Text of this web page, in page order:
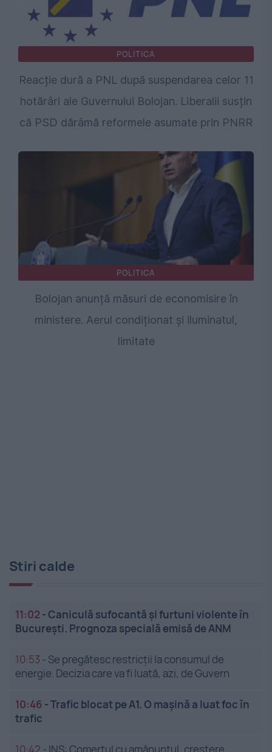
POLITICA
Reacție dură a PNL după suspendarea celor 11
hotărâri ale Guvernului Bolojan. Liberalii susțin
că PSD dărâmă reformele asumate prin PNRR
POLITICA
Bolojan anunță măsuri de economisire în
ministere. Aerul condiționat și iluminatul,
limitate
Stiri calde
11:02 -Caniculă sufocantă și furtuni violente în
București. Prognoza specială emisă de ANM
10:53 - Se pregătesc restricții la consumul de
energie. Decizia care va fi luată, azi, de Guvern
10:46 -Trafic blocat pe A1. O mașină a luat foc în
trafic